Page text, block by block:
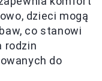
dzieci mogą
co stanowi
rodzin
do